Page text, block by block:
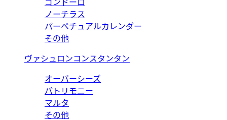
ゴンドーロ
ノーチラス
パーペチュアルカレンダー
その他
ヴァシュロンコンスタンタン
オーバーシーズ
パトリモニー
マルタ
その他